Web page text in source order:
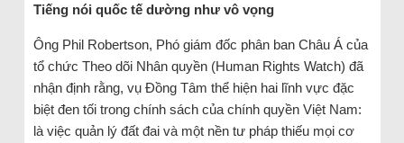
Tiếng nói quốc tế dường như vô vọng
Ông Phil Robertson, Phó giám đốc phân ban Châu Á của
tổ chức Theo dõi Nhân quyền (Human Rights Watch) đã
nhận định rằng, vụ Đồng Tâm thể hiện hai lĩnh vực đặc
biệt đen tối trong chính sách của chính quyền Việt Nam:
là việc quản lý đất đai và một nền tư pháp thiếu mọi cơ